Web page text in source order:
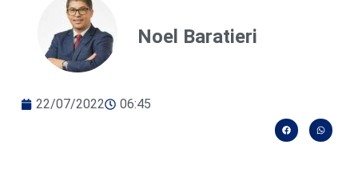
Noel Baratieri
22/07/2022 06:45